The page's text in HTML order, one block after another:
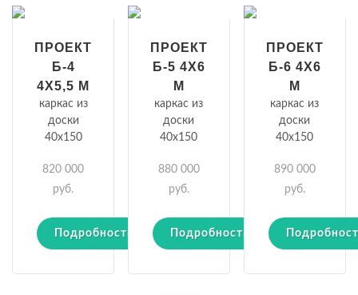
ПРОЕКТ
Б-4
4Х5,5 М
каркас из
доски
40х150
820 000
руб.
Подробности
ПРОЕКТ
Б-5 4Х6
М
каркас из
доски
40х150
880 000
руб.
Подробности
ПРОЕКТ
Б-6 4Х6
М
каркас из
доски
40х150
890 000
руб.